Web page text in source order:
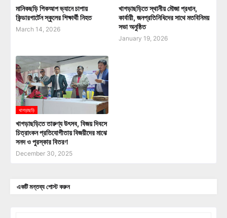
মানিকছড়ি পিকআপ ভ্যানে চাপায়
কিন্ডারগার্টেন স্কুলের শিক্ষার্থী নিহত
March 14, 2026
খাগড়াছড়িতে স্থানীয় মৌজা প্রধান,
কার্বারী, জনপ্রতিনিধিদের সাথে মতবিনিময়
সভা অনুষ্ঠিত
January 19, 2026
খাগড়াছড়ি
খাগড়াছড়িতে তারুণ্য উৎসব, বিজয় দিবসে
চিত্রাংকন প্রতিযোগীতায় বিজয়ীদের মাঝে
সনদ ও পুরস্কার বিতরণ
December 30, 2025
একটি মন্তব্য পোস্ট করুন